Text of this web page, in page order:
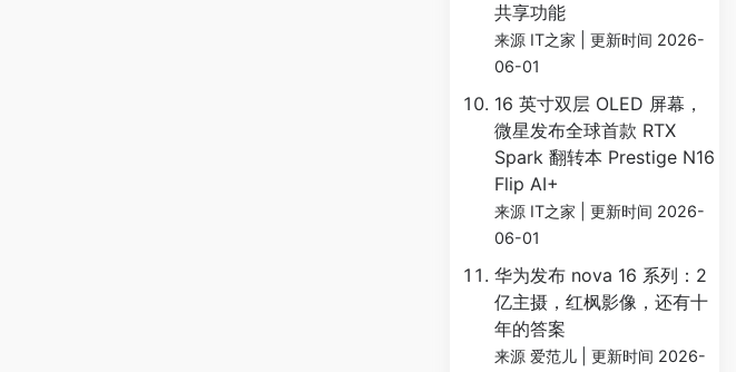
共享功能
来源 IT之家
更新时间 2026-
06-01
16 英寸双层 OLED 屏幕，
微星发布全球首款 RTX
Spark 翻转本 Prestige N16
Flip AI+
来源 IT之家
更新时间 2026-
06-01
华为发布 nova 16 系列：2
亿主摄，红枫影像，还有十
年的答案
来源 爱范儿
更新时间 2026-